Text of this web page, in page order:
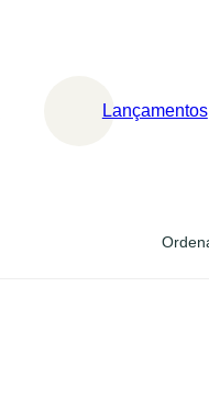
Lançamentos